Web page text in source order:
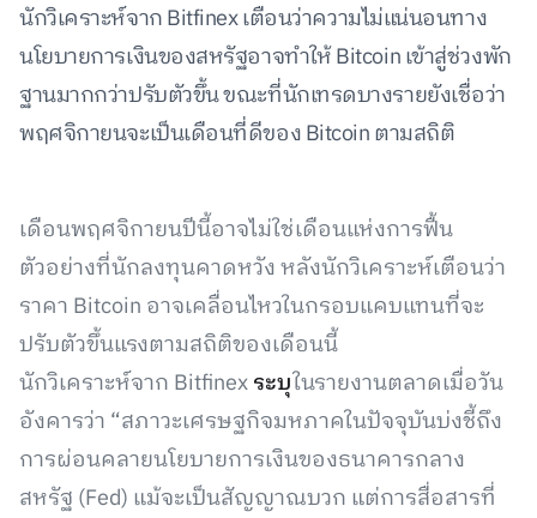
นักวิเคราะห์จาก Bitfinex เตือนว่าความไม่แน่นอนทาง
นโยบายการเงินของสหรัฐอาจทำให้ Bitcoin เข้าสู่ช่วงพัก
ฐานมากกว่าปรับตัวขึ้น ขณะที่นักเทรดบางรายยังเชื่อว่า
พฤศจิกายนจะเป็นเดือนที่ดีของ Bitcoin ตามสถิติ
เดือนพฤศจิกายนปีนี้อาจไม่ใช่เดือนแห่งการฟื้น
ตัวอย่างที่นักลงทุนคาดหวัง หลังนักวิเคราะห์เตือนว่า
ราคา Bitcoin อาจเคลื่อนไหวในกรอบแคบแทนที่จะ
ปรับตัวขึ้นแรงตามสถิติของเดือนนี้
นักวิเคราะห์จาก Bitfinexระบุในรายงานตลาดเมื่อวัน
อังคารว่า “สภาวะเศรษฐกิจมหภาคในปัจจุบันบ่งชี้ถึง
การผ่อนคลายนโยบายการเงินของธนาคารกลาง
สหรัฐ (Fed) แม้จะเป็นสัญญาณบวก แต่การสื่อสารที่